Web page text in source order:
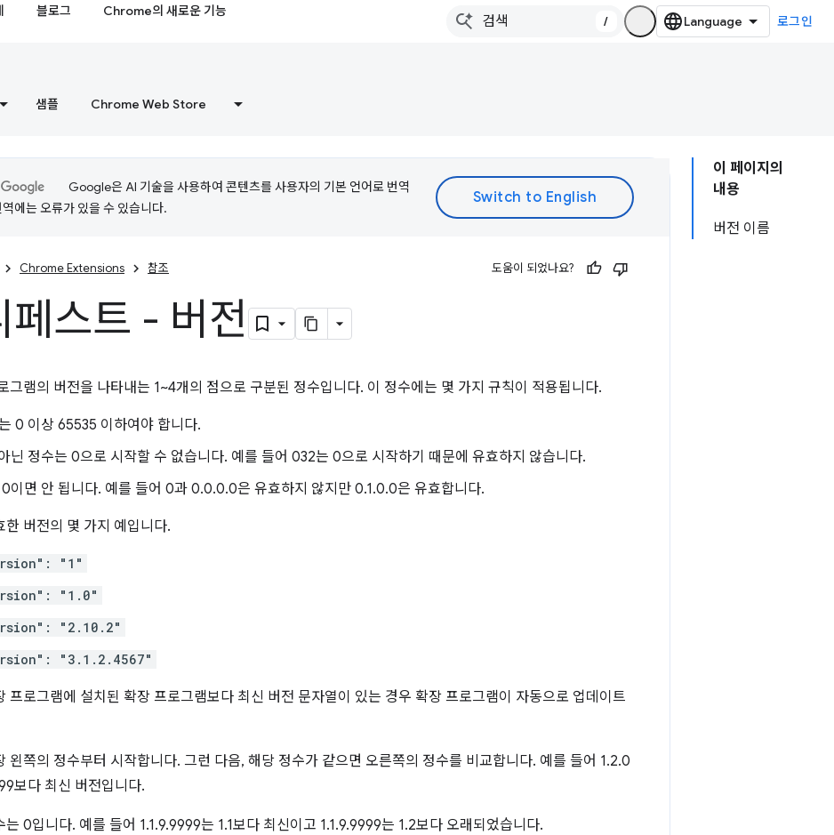
블로그 Chrome의 새로운 기능
/ 로그인
샘플 Chrome Web Store
이 페이지의
내용
버전 이름
Google은 AI 기술을 사용하여 콘텐츠를 사용자의 기본 언어로 번역
에는 오류가 있을 수 있습니다.
Chrome Extensions 참조 도움이 되었나요?
페스트 - 버전
그램의 버전을 나타내는 1~4개의 점으로 구분된 정수입니다. 이 정수에는 몇 가지 규칙이 적용됩니다.
0 이상 65535 이하여야 합니다.
닌 정수는 0으로 시작할 수 없습니다. 예를 들어 032는 0으로 시작하기 때문에 유효하지 않습니다.
이면 안 됩니다. 예를 들어 0과 0.0.0.0은 유효하지 않지만 0.1.0.0은 유효합니다.
한 버전의 몇 가지 예입니다.
"1"
"1.0"
"2.10.2"
"3.1.2.4567"
프로그램에 설치된 확장 프로그램보다 최신 버전 문자열이 있는 경우 확장 프로그램이 자동으로 업데이트
왼쪽의 정수부터 시작합니다. 그런 다음, 해당 정수가 같으면 오른쪽의 정수를 비교합니다. 예를 들어 1.2.0
보다 최신 버전입니다.
는 0입니다. 예를 들어 1.1.9.9999는 1.1보다 최신이고 1.1.9.9999는 1.2보다 오래되었습니다.